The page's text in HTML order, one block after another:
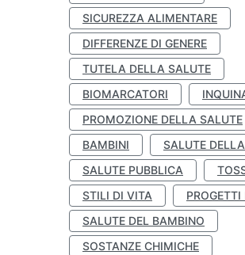
SICUREZZA ALIMENTARE
DIFFERENZE DI GENERE
TUTELA DELLA SALUTE
BIOMARCATORI
PROMOZIONE DELLA SALUTE
BAMBINI
SALUTE
SALUTE PUBBLICA
STILI DI VITA
PROGETTI
SALUTE DEL BAMBINO
SOSTANZE CHIMICHE